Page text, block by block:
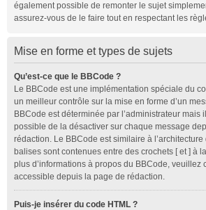
également possible de remonter le sujet
assurez-vous de le faire tout en respectant les
Mise en forme et types de sujets
Qu’est-ce que le BBCode ?
Le BBCode est une implémentation spéciale du
un meilleur contrôle sur la mise en forme d’un
BBCode est déterminée par l’administrateur mais
possible de la désactiver sur chaque message
rédaction. Le BBCode est similaire à
balises sont contenues entre des crochets [ et ] à
plus d’informations à propos du BBCode, veuillez
accessible depuis la page de rédaction.
Puis-je insérer du code HTML ?